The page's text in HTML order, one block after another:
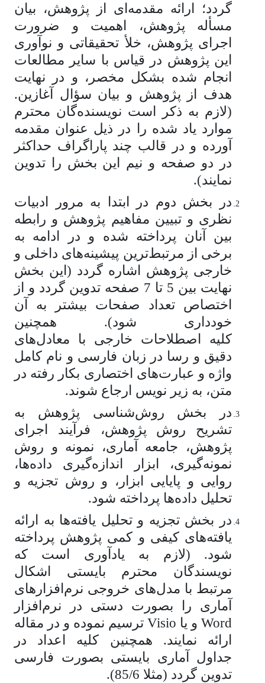
گردد؛ ارائه مقدمه‌ای از پژوهش، بیان
مسأله پژوهش، اهمیت و ضرورت
اجرای پژوهش، خلأ تحقیقاتی و نوآوری
این پژوهش در قیاس با سایر مطالعات
انجام شده بشکل مخصر، و در نهایت
هدف از پژوهش و بیان سؤال آغازین.
(لازم به ذکر است نویسنده‌گان محترم
موارد یاد شده را در ذیل عنوان مقدمه
آورده و در قالب چند پاراگراف حداکثر
در دو صفحه و نیم این بخش را تدوین
نمایند).
در بخش دوم در ابتدا به مرور ادبیات
نظری و تبیین مفاهیم پژوهش و رابطه
بین آنان پرداخته شده و در ادامه به
برخی از مرتبط‌ترین پیشینه‌های داخلی و
خارجی پژوهش اشاره گردد (این بخش
نهایت بین 5 تا 7 صفحه تدوین گردد و از
اختصاص تعداد صفحات بیشتر به آن
خودداری شود). همچنین
کلیه اصطلاحات خارجی با معادل‌های
دقیق و رسا در زبان فارسی و نام کامل
واژه و عبارت­‌های اختصاری بکار رفته در
متن، به زیر نویس ارجاع شوند.
در بخش روش‌شناسی پژوهش به
تشریح روش پژوهش، فرآیند اجرای
پژوهش، جامعه آماری، نمونه و روش
نمونه‌گیری، ابزار اندازه‌گیری داده‌ها،
روایی و پایایی ابزار، و روش تجزیه و
تحلیل داده‌ها پرداخته شود.
در بخش تجزیه و تحلیل یافته‌ها به ارائه
یافته‌های کیفی و کمی پژوهش پرداخته
شود. (لازم به یادآوری است که
نویسندگان محترم بایستی اشکال
مرتبط با مدل‌های خروجی نرم‌افزارهای
آماری را بصورت دستی در نرم‌افزار
Word و یا Visio ترسیم نموده و در مقاله
ارائه نمایند. همچنین کلیه اعداد در
جداول آماری بایستی بصورت فارسی
تدوین گردد (مثلا 85/6).